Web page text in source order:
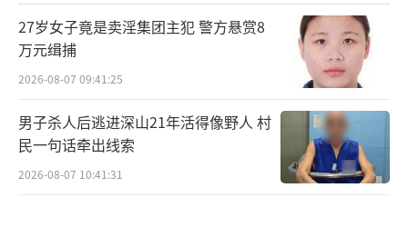
27岁女子竟是卖淫集团主犯 警方悬赏8
万元缉捕
2026-08-07 09:41:25
男子杀人后逃进深山21年活得像野人 村
民一句话牵出线索
2026-08-07 10:41:31